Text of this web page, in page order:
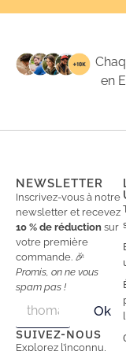
en
NEWSLETTER
Inscrivez-vous à notre
newsletter et recevez
10 % de réduction sur
votre première
commande. 🎉
Promis, on ne vous
spam pas !
a
i
a
i
Ok
SUIVEZ-NOUS
Explorez l’inconnu,